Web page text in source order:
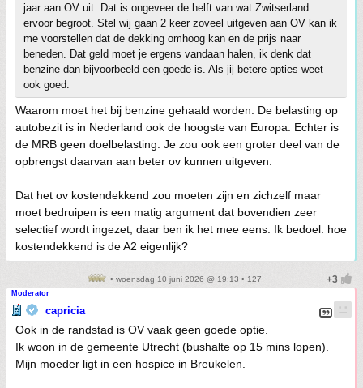
jaar aan OV uit. Dat is ongeveer de helft van wat Zwitserland
ervoor begroot. Stel wij gaan 2 keer zoveel uitgeven aan OV kan ik
me voorstellen dat de dekking omhoog kan en de prijs naar
beneden. Dat geld moet je ergens vandaan halen, ik denk dat
benzine dan bijvoorbeeld een goede is. Als jij betere opties weet
ook goed.
Waarom moet het bij benzine gehaald worden. De belasting op
autobezit is in Nederland ook de hoogste van Europa. Echter is
de MRB geen doelbelasting. Je zou ook een groter deel van de
opbrengst daarvan aan beter ov kunnen uitgeven.
Dat het ov kostendekkend zou moeten zijn en zichzelf maar
moet bedruipen is een matig argument dat bovendien zeer
selectief wordt ingezet, daar ben ik het mee eens. Ik bedoel: hoe
kostendekkend is de A2 eigenlijk?
• woensdag 10 juni 2026 @ 19:13 • 127
Moderator
capricia
Ook in de randstad is OV vaak geen goede optie.
Ik woon in de gemeente Utrecht (bushalte op 15 mins lopen).
Mijn moeder ligt in een hospice in Breukelen.